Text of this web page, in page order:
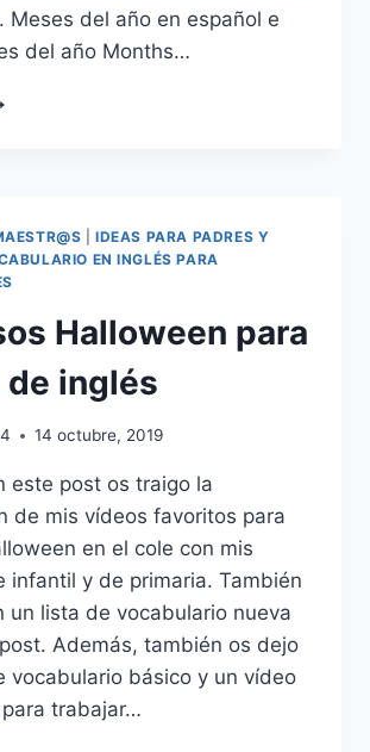
Meses del año en español e
del año Months…
|IDEAS PARA PADRES Y
EN INGLÉS PARA
Halloween para
de inglés
14 octubre, 2019
este post os traigo la
de mis vídeos favoritos para
en el cole con mis
infantil y de primaria. También
un lista de vocabulario nueva
Además, también os dejo
vocabulario básico y un vídeo
trabajar…